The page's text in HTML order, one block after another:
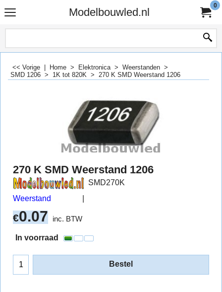
Modelbouwled.nl
0
<< Vorige Home > Elektronica> Weerstanden >
SMD 1206 > 1K tot 820K > 270 K SMD Weerstand 1206
270 K SMD Weerstand 1206
Weerstand
SMD270K
€0.07 inc. BTW
In voorraad
Bestel